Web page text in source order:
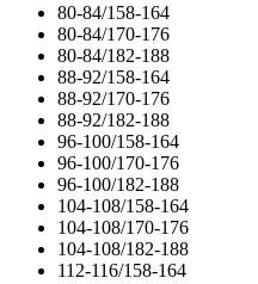
80-84/158-164
80-84/170-176
80-84/182-188
88-92/158-164
88-92/170-176
88-92/182-188
96-100/158-164
96-100/170-176
96-100/182-188
104-108/158-164
104-108/170-176
104-108/182-188
112-116/158-164